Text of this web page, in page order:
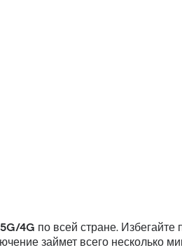
4G по всей стране. Избегайте
займет всего несколько